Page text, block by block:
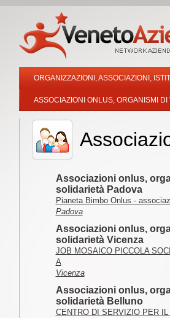
ORGANIZZAZIONI, ASSOCIAZIONI,
ASSOCIAZIONI ONLUS, ORGANISMI
Associazioni onlus,
solidarietà Padova
Pianeta Bimbo Onlus -
Padova
Associazioni onlus,
solidarietà Vicenza
JOB MOSAICO PICCOLA
A
Vicenza
Associazioni onlus,
solidarietà Belluno
CENTRO DI SERVIZIO PER